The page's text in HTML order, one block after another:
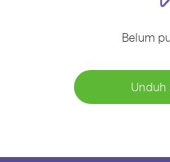
Belum
Unduh